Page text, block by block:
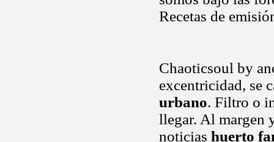
Recetas de
Chaoticsoul by
excentricidad, se
urbano. Filtro o
llegar. Al margen
noticias huerto